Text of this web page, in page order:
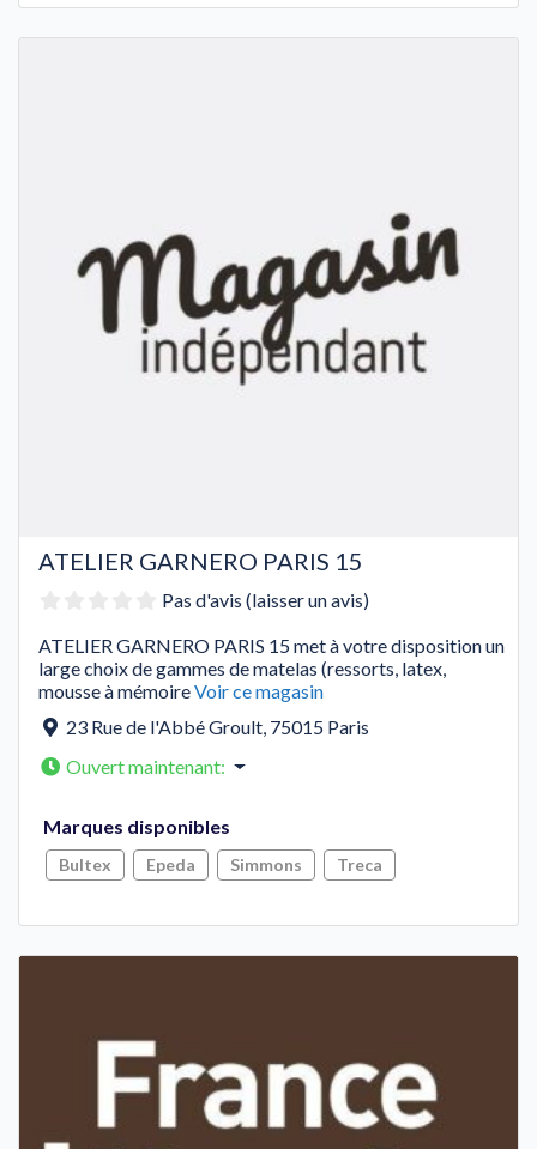
ATELIER GARNERO PARIS 15
Pas d'avis (laisser un avis)
ATELIER GARNERO PARIS 15 met à votre disposition un
large choix de gammes de matelas (ressorts, latex,
mousse à mémoireVoir ce magasin
23 Rue de l'Abbé Groult, 75015 Paris
Ouvert maintenant:
Marques disponibles
Bultex Epeda Simmons Treca